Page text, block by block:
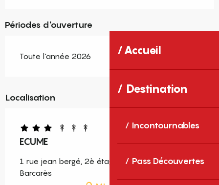
Accueil
Destination
Incontournables
Pass Découvertes
Périodes d'ouverture
Toute l'année 2026
Localisation
ECUME
1 rue jean bergé, 2è étage / côté mer, 66420 Le
Barcarès